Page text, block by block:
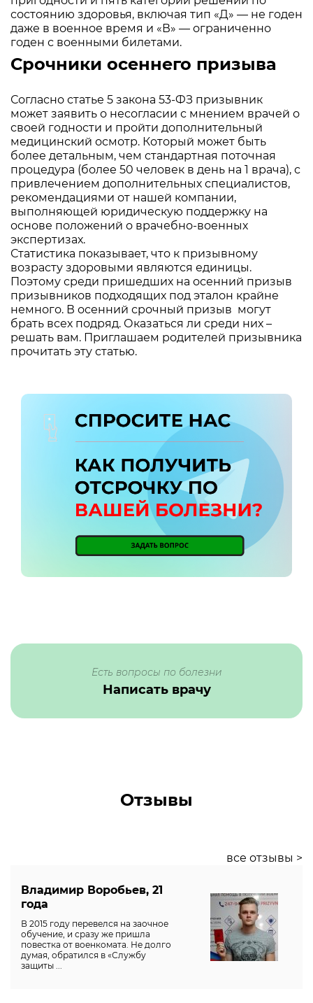
состоянию здоровья, включая тип «Д» — не годен
даже в военное время и «В» — ограниченно
годен с военными билетами.
Срочники осеннего призыва
Согласно статье 5 закона 53-ФЗ призывник
может заявить о несогласии с мнением врачей о
своей годности и пройти дополнительный
медицинский осмотр. Который может быть
более детальным, чем стандартная поточная
процедура (более 50 человек в день на 1 врача), с
привлечением дополнительных специалистов,
рекомендациями от нашей компании,
выполняющей юридическую поддержку на
основе положений о врачебно-военных
экспертизах.
Статистика показывает, что к призывному
возрасту здоровыми являются единицы.
Поэтому среди пришедших на осенний призыв
призывников подходящих под эталон крайне
немного. В осенний срочный призыв могут
брать всех подряд. Оказаться ли среди них –
решать вам. Приглашаем родителей призывника
прочитать эту статью.
Есть вопросы по болезни
Написать врачу
Отзывы
все отзывы >
Владимир Воробьев, 21
года
В 2015 году перевелся на заочное
обучение, и сразу же пришла
повестка от военкомата. Не долго
думая, обратился в «Службу
защиты ...